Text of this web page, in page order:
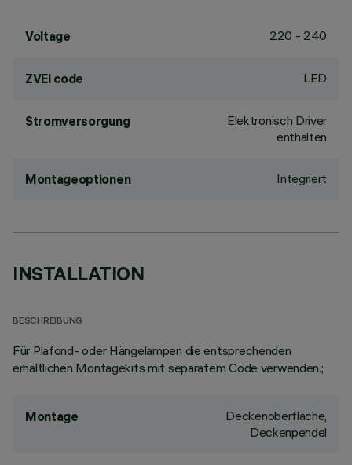
Voltage 220 - 240
ZVEI code LED
Stromversorgung
Elektronisch Driver
enthalten
Montageoptionen Integriert
INSTALLATION
BESCHREIBUNG
Für Plafond- oder Hängelampen die entsprechenden
erhältlichen Montagekits mit separatem Code verwenden.;
Montage
Deckenoberfläche,
Deckenpendel